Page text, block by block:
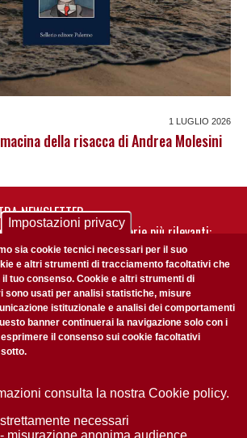
1 LUGLIO 2026
della risacca di Andrea Molesini
NEWSLETTER
per te nostre storie più rilevanti:
della nostra newsletter
Policy
Privacy Area stampa
Impostazioni privacy
sia cookie tecnici necessari per il suo
e altri strumenti di tracciamento facoltativi che
tuo consenso. Cookie e altri strumenti di
sono usati per analisi statistiche, misure
istituzionale e analisi dei comportamenti
banner continuerai la navigazione solo con i
il consenso sui cookie facoltativi
consulta la nostra Cookie policy.
necessari
misurazione anonima audience